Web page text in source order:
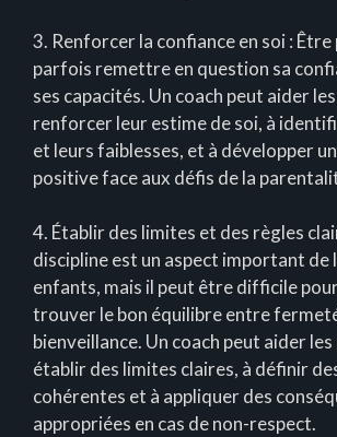
3. Renforcer la confiance en soi :
parfois remettre en question sa
ses capacités. Un coach peut aider
renforcer leur estime de soi, à
et leurs faiblesses, et à développer
positive face aux défis de la
4. Établir des limites et des règles
discipline est un aspect important de
enfants, mais il peut être difficile
trouver le bon équilibre entre
bienveillance. Un coach peut aider
établir des limites claires, à définir
cohérentes et à appliquer des
appropriées en cas de non-respect.